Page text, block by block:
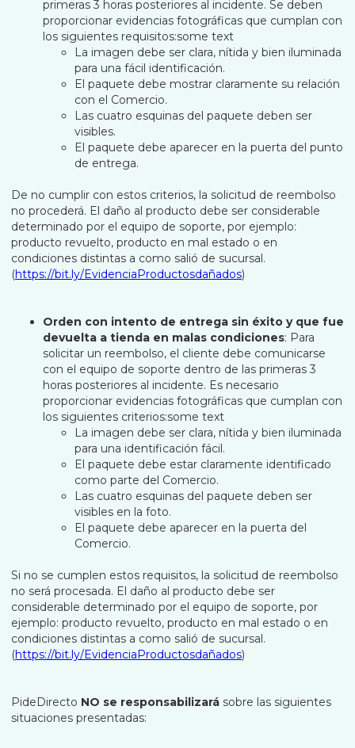
primeras 3 horas posteriores al incidente. Se deben
proporcionar evidencias fotográficas que cumplan con
los siguientes requisitos:some text
La imagen debe ser clara, nítida y bien iluminada
para una fácil identificación.
El paquete debe mostrar claramente su relación
con el Comercio.
Las cuatro esquinas del paquete deben ser
visibles.
El paquete debe aparecer en la puerta del punto
de entrega.
De no cumplir con estos criterios, la solicitud de reembolso
no procederá. El daño al producto debe ser considerable
determinado por el equipo de soporte, por ejemplo:
producto revuelto, producto en mal estado o en
condiciones distintas a como salió de sucursal.
(https://bit.ly/EvidenciaProductosdañados)
Orden con intento de entrega sin éxito y que fue
devuelta a tienda en malas condiciones: Para
solicitar un reembolso, el cliente debe comunicarse
con el equipo de soporte dentro de las primeras 3
horas posteriores al incidente. Es necesario
proporcionar evidencias fotográficas que cumplan con
los siguientes criterios:some text
La imagen debe ser clara, nítida y bien iluminada
para una identificación fácil.
El paquete debe estar claramente identificado
como parte del Comercio.
Las cuatro esquinas del paquete deben ser
visibles en la foto.
El paquete debe aparecer en la puerta del
Comercio.
Si no se cumplen estos requisitos, la solicitud de reembolso
no será procesada. El daño al producto debe ser
considerable determinado por el equipo de soporte, por
ejemplo: producto revuelto, producto en mal estado o en
condiciones distintas a como salió de sucursal.
(https://bit.ly/EvidenciaProductosdañados)
PideDirecto NO se responsabilizará sobre las siguientes
situaciones presentadas: